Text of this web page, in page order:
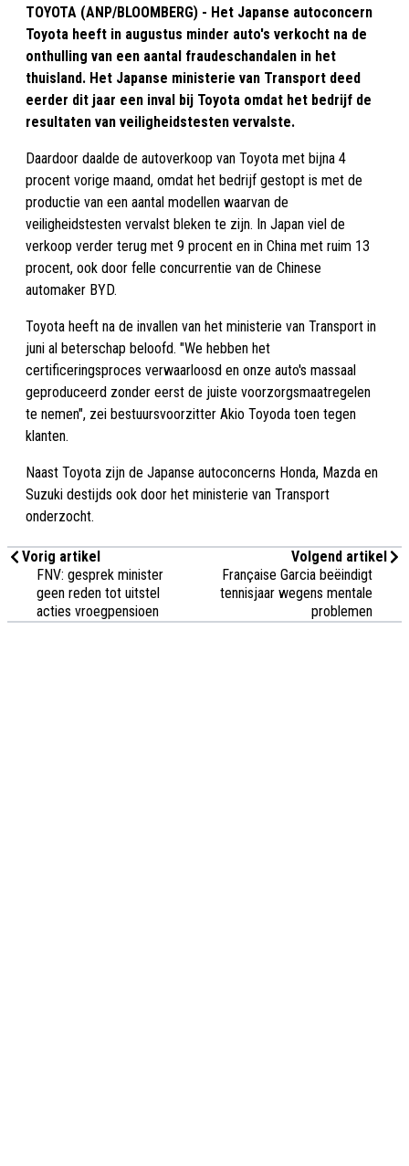
TOYOTA (ANP/BLOOMBERG) - Het Japanse autoconcern
Toyota heeft in augustus minder auto's verkocht na de
onthulling van een aantal fraudeschandalen in het
thuisland. Het Japanse ministerie van Transport deed
eerder dit jaar een inval bij Toyota omdat het bedrijf de
resultaten van veiligheidstesten vervalste.
Daardoor daalde de autoverkoop van Toyota met bijna 4
procent vorige maand, omdat het bedrijf gestopt is met de
productie van een aantal modellen waarvan de
veiligheidstesten vervalst bleken te zijn. In Japan viel de
verkoop verder terug met 9 procent en in China met ruim 13
procent, ook door felle concurrentie van de Chinese
automaker BYD.
Toyota heeft na de invallen van het ministerie van Transport in
juni al beterschap beloofd. "We hebben het
certificeringsproces verwaarloosd en onze auto's massaal
geproduceerd zonder eerst de juiste voorzorgsmaatregelen
te nemen", zei bestuursvoorzitter Akio Toyoda toen tegen
klanten.
Naast Toyota zijn de Japanse autoconcerns Honda, Mazda en
Suzuki destijds ook door het ministerie van Transport
onderzocht.
Vorig artikel
FNV: gesprek minister
geen reden tot uitstel
acties vroegpensioen
Volgend artikel
Française Garcia beëindigt
tennisjaar wegens mentale
problemen